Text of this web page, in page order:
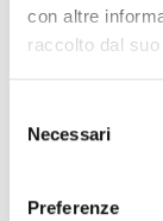
con altre
raccolto dal
delNecessari
Preferenze